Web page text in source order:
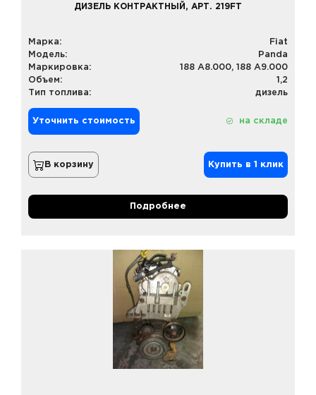
ДИЗЕЛЬ КОНТРАКТНЫЙ, АРТ. 219FT
Марка:
Fiat
Модель:
Panda
Маркировка:
188 A8.000, 188 A9.000
Объем:
1,2
Тип топлива:
дизель
Уточнить стоимость на складе
В корзину Купить в 1 клик
Подробнее